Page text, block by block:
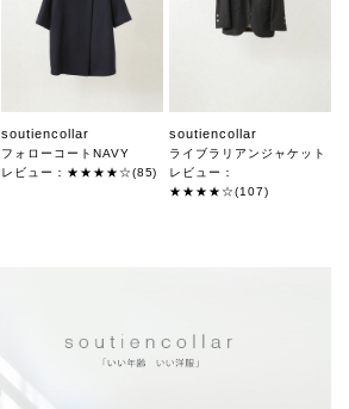
soutiencollar
フォローコートNAVY
レビュー：★★★★☆(85)
soutiencollar
ライブラリアンジャケット
レビュー：
★★★★☆(107)